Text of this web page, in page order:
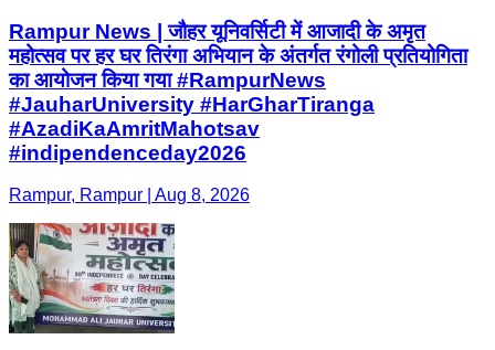
Rampur News | जौहर यूनिवर्सिटी में आजादी के अमृत
महोत्सव पर हर घर तिरंगा अभियान के अंतर्गत रंगोली प्रतियोगिता
का आयोजन किया गया #RampurNews
#JauharUniversity #HarGharTiranga
#AzadiKaAmritMahotsav
#indipendenceday2026
Rampur, Rampur | Aug 8, 2026